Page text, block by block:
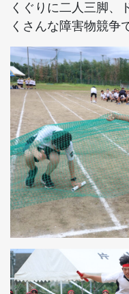
くぐりに二人三脚、
くさんな障害物競争